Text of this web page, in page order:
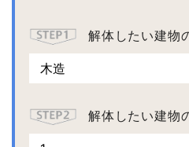
解体したい建物
解体したい建物